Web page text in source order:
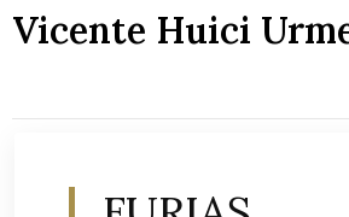
Vicente Huici